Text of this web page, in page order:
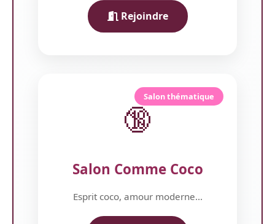
Rejoindre
Salon thématique
🔞
Salon Comme Coco
Esprit coco, amour moderne...